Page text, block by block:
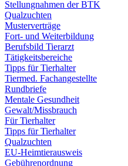
Stellungnahmen der BTK
Qualzuchten
Musterverträge
Fort- und Weiterbildung
Berufsbild Tierarzt
Tätigkeitsbereiche
Tipps für Tierhalter
Tiermed. Fachangestellte
Rundbriefe
Mentale Gesundheit
Gewalt/Missbrauch
Für Tierhalter
Tipps für Tierhalter
Qualzuchten
EU-Heimtierausweis
Gebührenordnung